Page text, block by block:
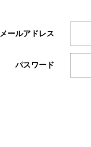
メールアドレス
パスワード